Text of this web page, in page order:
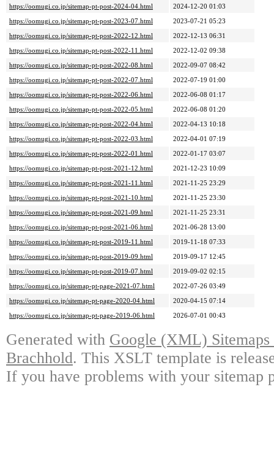
https://oomugi.co.jp/sitemap-pt-post-2024-04.html
2024-12-20 01:03
https://oomugi.co.jp/sitemap-pt-post-2023-07.html
2023-07-21 05:23
https://oomugi.co.jp/sitemap-pt-post-2022-12.html
2022-12-13 06:31
https://oomugi.co.jp/sitemap-pt-post-2022-11.html
2022-12-02 09:38
https://oomugi.co.jp/sitemap-pt-post-2022-08.html
2022-09-07 08:42
https://oomugi.co.jp/sitemap-pt-post-2022-07.html
2022-07-19 01:00
https://oomugi.co.jp/sitemap-pt-post-2022-06.html
2022-06-08 01:17
https://oomugi.co.jp/sitemap-pt-post-2022-05.html
2022-06-08 01:20
https://oomugi.co.jp/sitemap-pt-post-2022-04.html
2022-04-13 10:18
https://oomugi.co.jp/sitemap-pt-post-2022-03.html
2022-04-01 07:19
https://oomugi.co.jp/sitemap-pt-post-2022-01.html
2022-01-17 03:07
https://oomugi.co.jp/sitemap-pt-post-2021-12.html
2021-12-23 10:09
https://oomugi.co.jp/sitemap-pt-post-2021-11.html
2021-11-25 23:29
https://oomugi.co.jp/sitemap-pt-post-2021-10.html
2021-11-25 23:30
https://oomugi.co.jp/sitemap-pt-post-2021-09.html
2021-11-25 23:31
https://oomugi.co.jp/sitemap-pt-post-2021-06.html
2021-06-28 13:00
https://oomugi.co.jp/sitemap-pt-post-2019-11.html
2019-11-18 07:33
https://oomugi.co.jp/sitemap-pt-post-2019-09.html
2019-09-17 12:45
https://oomugi.co.jp/sitemap-pt-post-2019-07.html
2019-09-02 02:15
https://oomugi.co.jp/sitemap-pt-page-2021-07.html
2022-07-26 03:49
https://oomugi.co.jp/sitemap-pt-page-2020-04.html
2020-04-15 07:14
https://oomugi.co.jp/sitemap-pt-page-2019-06.html
2026-07-01 00:43
Generated with Google (XML)
Brachhold. This XSLT template is
If you have problems with your sitemap